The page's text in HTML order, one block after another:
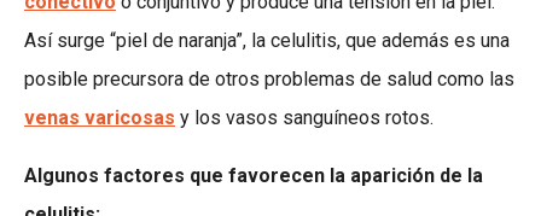
Así surge “piel de naranja”, la celulitis, que además es una
posible precursora de otros problemas de salud como las
venas varicosas y los vasos sanguíneos rotos.
Algunos factores que favorecen la aparición de la